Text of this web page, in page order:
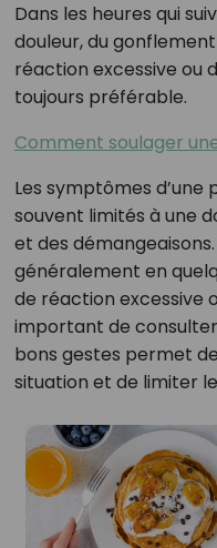
Dans les heures qui
douleur, du
réaction excessive ou
toujours préférable.
Comment soulager
Les symptômes d’une
souvent limités à une
et des
généralement en
de réaction excessive
important de
bons gestes permet
situation et de limiter